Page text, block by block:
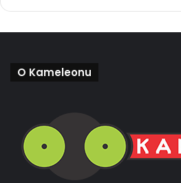
O Kameleonu